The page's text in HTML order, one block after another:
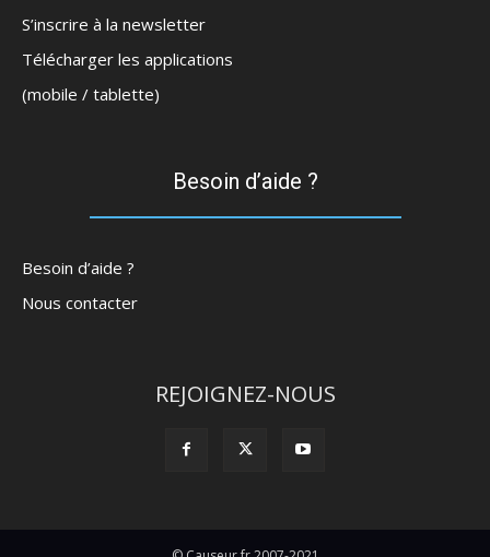
S’inscrire à la newsletter
Télécharger les applications
(mobile / tablette)
Besoin d’aide ?
Besoin d’aide ?
Nous contacter
REJOIGNEZ-NOUS